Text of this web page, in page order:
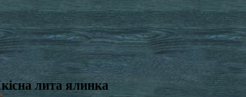
лита ялинка